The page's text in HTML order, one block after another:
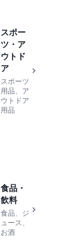
スポー
ツ・ア
ウトド
ア
スポーツ
用品、ア
ウトドア
用品
食品・
飲料
食品、ジ
ュース、
お酒